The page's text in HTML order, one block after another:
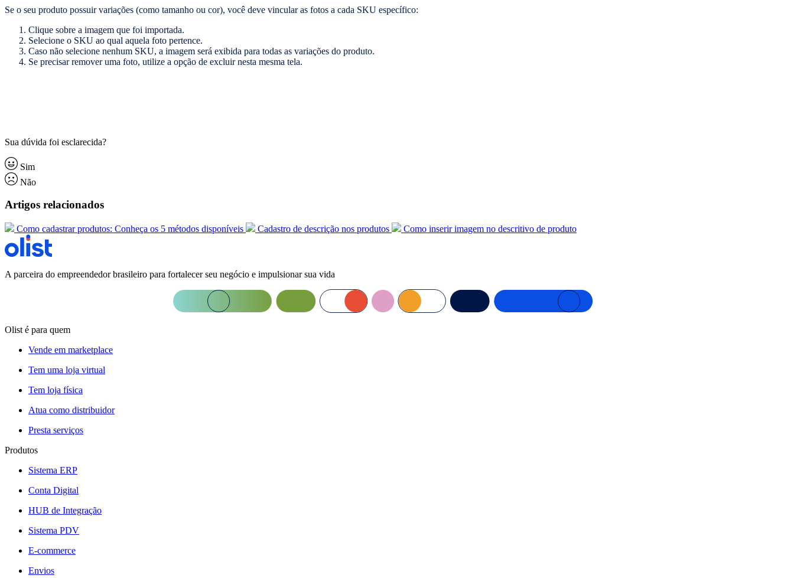
Se o seu produto possuir variações (como tamanho ou cor), você deve vincular as fotos a cada SKU específico:
Clique sobre a imagem que foi importada.
Selecione o SKU ao qual aquela foto pertence.
Caso não selecione nenhum SKU, a imagem será exibida para todas as variações do produto.
Se precisar remover uma foto, utilize a opção de excluir nesta mesma tela.
Sua dúvida foi esclarecida?
Sim
Não
Artigos relacionados
Como cadastrar produtos: Conheça os 5 métodos disponíveis Cadastro de descrição nos produtos Como inserir imagem no descritivo de produto
A parceira do empreendedor brasileiro para fortalecer seu negócio e impulsionar sua vida
Olist é para quem
Vende em marketplace
Tem uma loja virtual
Tem loja física
Atua como distribuidor
Presta serviços
Produtos
Sistema ERP
Conta Digital
HUB de Integração
Sistema PDV
E-commerce
Envios